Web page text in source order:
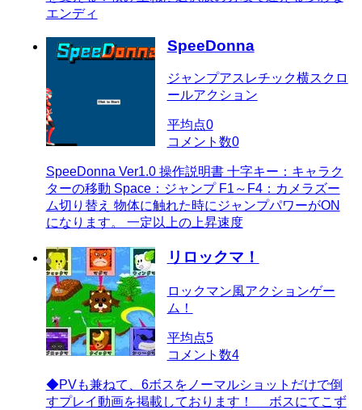
エンディ
SpeeDonna
ジャンプアスレチック横スクロ
ールアクション
平均点0
コメント数0
SpeeDonna Ver1.0 操作説明書 十字キー：キャラク
ターの移動 Space：ジャンプ F1～F4：カメラズー
ム切り替え 物体に触れた時にジャンプパワーがON
になります。 一定以上の上昇速度
リロックマ！
ロックマン風アクションゲー
ム！
平均点5
コメント数4
◆PVも兼ねて、6ボスをノーマルショットだけで倒
すプレイ動画を掲載しております！ ボスにてこず